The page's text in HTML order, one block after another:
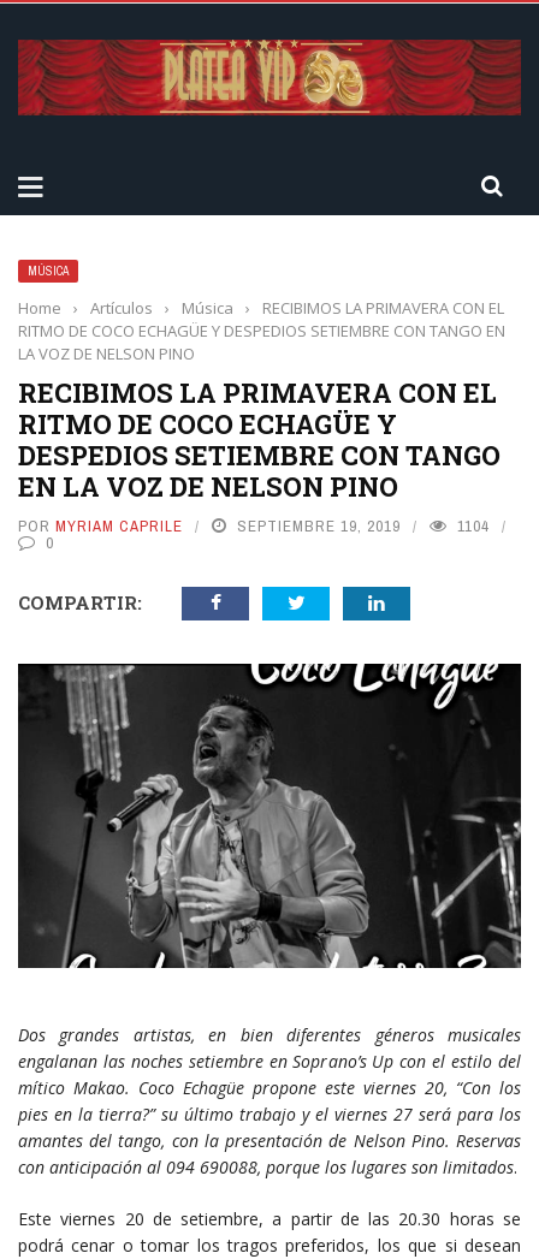
MÚSICA
Home › Artículos › Música ›
RECIBIMOS LA PRIMAVERA CON EL
RITMO DE COCO ECHAGÜE Y DESPEDIOS SETIEMBRE CON TANGO EN
LA VOZ DE NELSON PINO
RECIBIMOS LA PRIMAVERA CON EL
RITMO DE COCO ECHAGÜE Y
DESPEDIOS SETIEMBRE CON TANGO
EN LA VOZ DE NELSON PINO
POR MYRIAM CAPRILE SEPTIEMBRE 19, 2019
1104
0
COMPARTIR:
Dos grandes artistas, en bien diferentes géneros musicales
engalanan las noches setiembre en Soprano’s Up con el estilo del
mítico Makao. Coco Echagüe propone este viernes 20, “Con los
pies en la tierra?” su último trabajo y el viernes 27 será para los
amantes del tango, con la presentación de Nelson Pino. Reservas
con anticipación al 094 690088, porque los lugares son limitados.
Este viernes 20 de setiembre, a partir de las 20.30 horas se
podrá cenar o tomar los tragos preferidos, los que si desean